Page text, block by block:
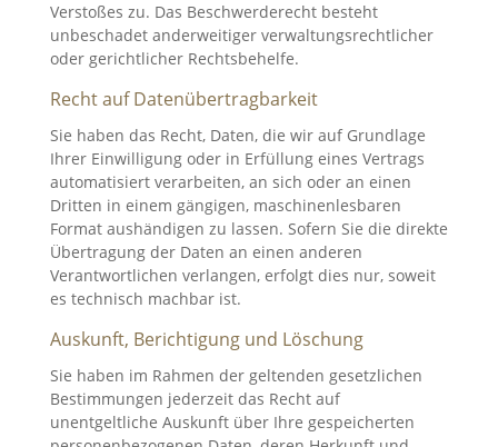
Verstoßes zu. Das Beschwerderecht besteht
unbeschadet anderweitiger verwaltungsrechtlicher
oder gerichtlicher Rechtsbehelfe.
Recht auf Daten­übertrag­barkeit
Sie haben das Recht, Daten, die wir auf Grundlage
Ihrer Einwilligung oder in Erfüllung eines Vertrags
automatisiert verarbeiten, an sich oder an einen
Dritten in einem gängigen, maschinenlesbaren
Format aushändigen zu lassen. Sofern Sie die direkte
Übertragung der Daten an einen anderen
Verantwortlichen verlangen, erfolgt dies nur, soweit
es technisch machbar ist.
Auskunft, Berichtigung und Löschung
Sie haben im Rahmen der geltenden gesetzlichen
Bestimmungen jederzeit das Recht auf
unentgeltliche Auskunft über Ihre gespeicherten